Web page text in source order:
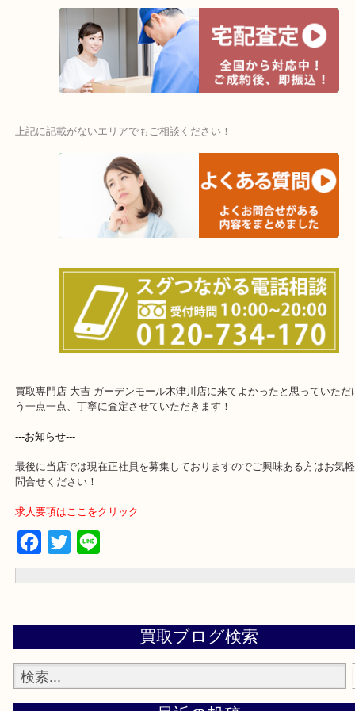
・宅配買取ページ
遅い時間しか家にいない方・商品点数が多い方にはピッタリ！
上記に記載がないエリアでもご相談ください！
---お知らせ---
最後に当店では現在正社員を募集しておりますのでご興味ある方は
問合せください！